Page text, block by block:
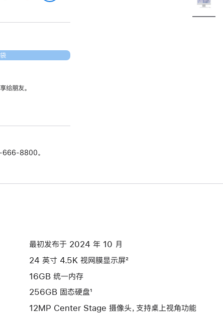
给朋友。
8800。
最初发布于 2024 年 10 月
24 英寸 4.5K 视网膜显示屏²
16GB 统一内存
256GB 固态硬盘¹
12MP Center Stage 摄像头，支持桌上视角功能